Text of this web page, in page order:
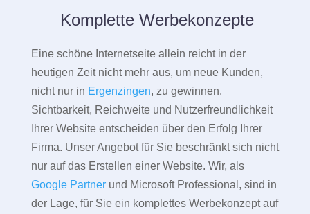
Komplette Werbekonzepte
Eine schöne Internetseite allein reicht in der
heutigen Zeit nicht mehr aus, um neue Kunden,
nicht nur in Ergenzingen, zu gewinnen.
Sichtbarkeit, Reichweite und Nutzerfreundlichkeit
Ihrer Website entscheiden über den Erfolg Ihrer
Firma. Unser Angebot für Sie beschränkt sich nicht
nur auf das Erstellen einer Website. Wir, als
Google Partnerund Microsoft Professional, sind in
der Lage, für Sie ein komplettes Werbekonzept auf